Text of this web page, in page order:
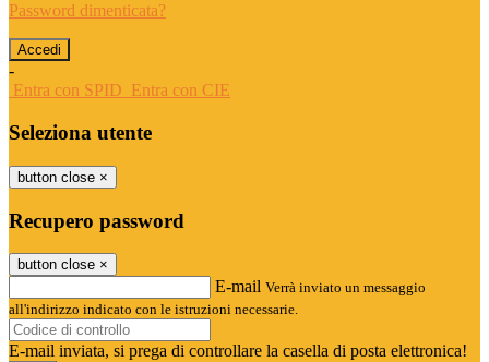
Password dimenticata?
-
Entra con SPID Entra con CIE
Seleziona utente
button close ×
Recupero password
button close ×
E-mail Verrà inviato un messaggio
all'indirizzo indicato con le istruzioni necessarie.
E-mail inviata, si prega di controllare la casella di posta elettronica!